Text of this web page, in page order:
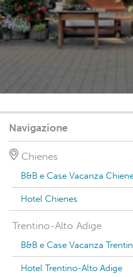
Navigazione
Chienes
B&B e Case Vacanza
Hotel Chienes
Trentino-Alto Adige
B&B e Case Vacanza
Hotel Trentino-Alto Adige